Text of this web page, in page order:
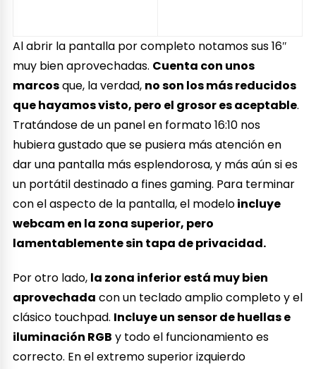
Al abrir la pantalla por completo notamos sus 16″
muy bien aprovechadas. Cuenta con unos
marcosque, la verdad, no son los más reducidos
que hayamos visto, pero el grosor es aceptable.
Tratándose de un panel en formato 16:10 nos
hubiera gustado que se pusiera más atención en
dar una pantalla más esplendorosa, y más aún si es
un portátil destinado a fines gaming. Para terminar
con el aspecto de la pantalla, el modeloincluye
webcam en la zona superior, pero
lamentablemente sin tapa de privacidad.
Por otro lado, la zona inferior está muy bien
aprovechada con un teclado amplio completo y el
clásico touchpad. Incluye un sensor de huellas e
iluminación RGB y todo el funcionamiento es
correcto. En el extremo superior izquierdo